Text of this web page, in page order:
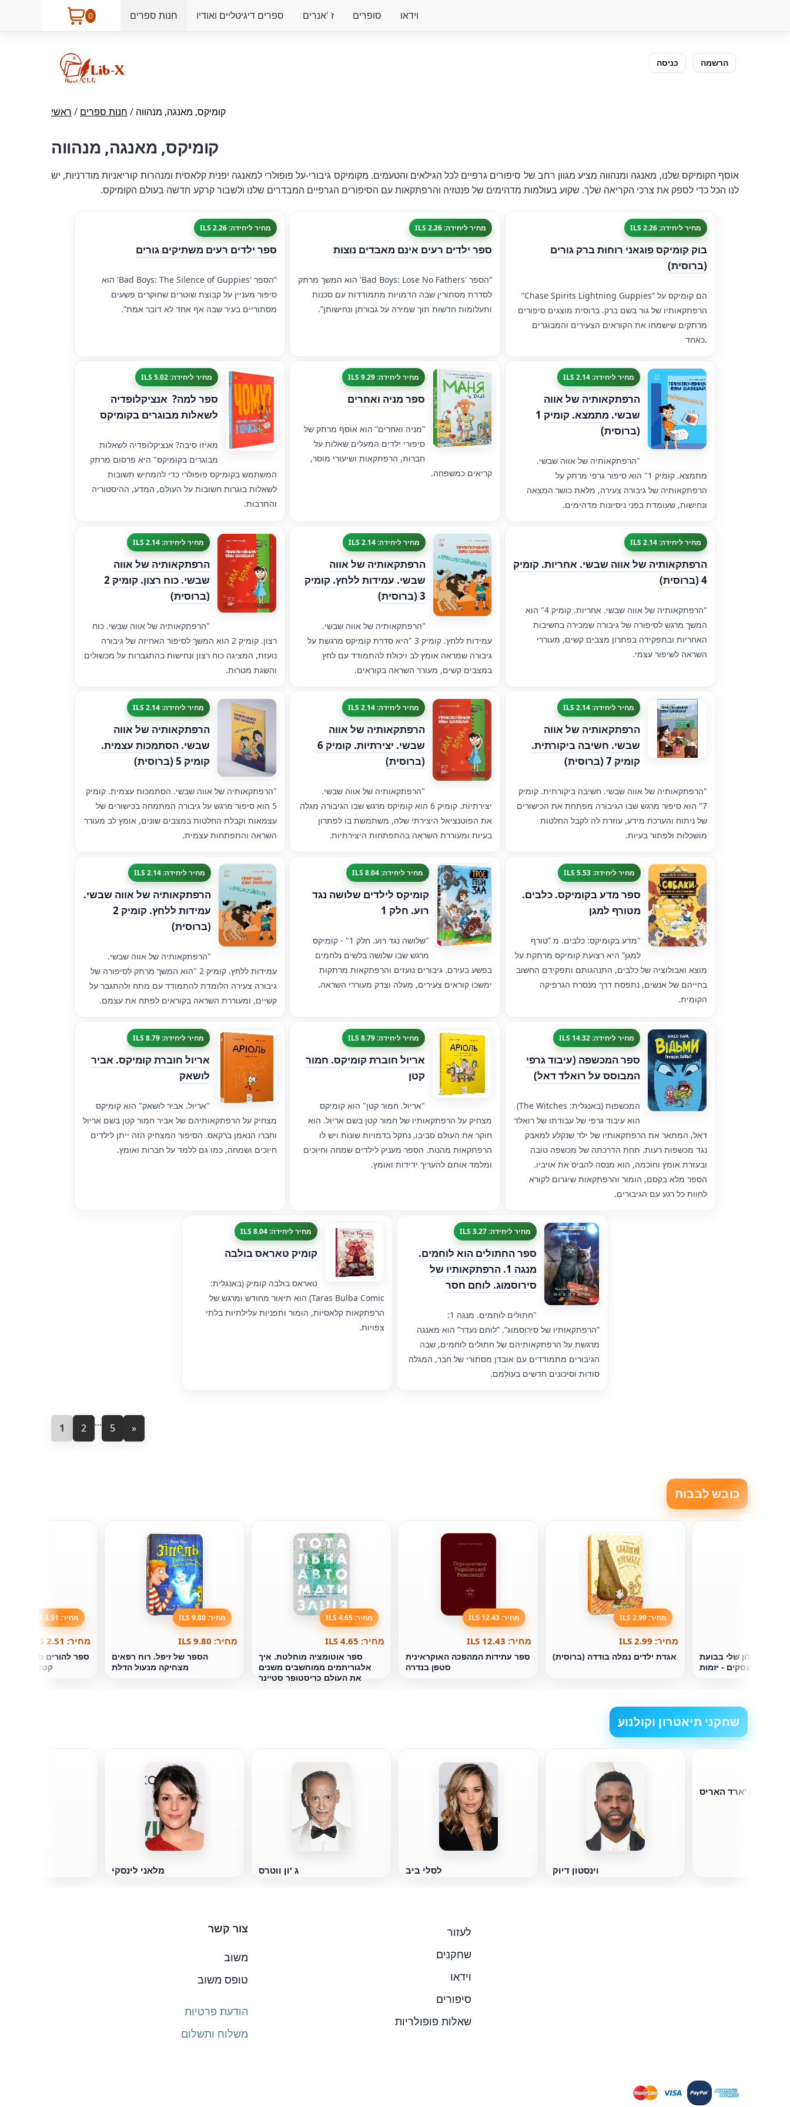
0 חנות ספרים ספרים דיגיטליים ואודיו ז 'אנרים סופרים וידאו
כניסה הרשמה
ראשי / חנות ספרים / קומיקס, מאנגה, מנהווה
קומיקס, מאנגה, מנהווה
אוסף הקומיקס שלנו, מאנגה ומנהווה מציע מגוון רחב של סיפורים גרפיים לכל הגילאים והטעמים. מקומיקס גיבורי-על פופולרי למאנגה יפנית קלאסית ומנהרות קוריאניות מודרניות, יש
לנו הכל כדי לספק את צרכי הקריאה שלך. שקוע בעולמות מדהימים של פנטזיה והרפתקאות עם הסיפורים הגרפיים המבדרים שלנו ולשבור קרקע חדשה בעולם הקומיקס.
מחיר ליחידה: 2.26 ILS
ספר ילדים רעים משתיקים גורים
”הספר 'Bad Boys: The Silence of Guppies' הוא
סיפור מעניין על קבוצת שוטרים שחוקרים פשעים
מסתוריים בעיר שבה אף אחד לא דובר אמת”.
מחיר ליחידה: 2.26 ILS
ספר ילדים רעים אינם מאבדים נוצות
”הספר 'Bad Boys: Lose No Fathers' הוא המשך מרתק
לסדרת מסתורין שבה הדמויות מתמודדות עם סכנות
ותעלומות חדשות תוך שמירה על גבורתן ונחישותן”.
מחיר ליחידה: 2.26 ILS
בוק קומיקס פוגאני רוחות ברק גורים
(ברוסית)
”Chase Spirits Lightning Guppies” הם קומיקס על
הרפתקאותיו של גור בשם ברק. ברוסית מוצגים סיפורים
מרתקים שישמחו את הקוראים הצעירים והמבוגרים
כאחד.
מחיר ליחידה: 5.02 ILS
ספר למה? ‏ אנציקלופדיה
לשאלות מבוגרים בקומיקס
מאיזו סיבה? אנציקלופדיה לשאלות
מבוגרים בקומיקס" היא פרסום מרתק
המשתמש בקומיקס פופולרי כדי להמחיש תשובות
לשאלות בוגרות חשובות על העולם, המדע, ההיסטוריה
והתרבות.
מחיר ליחידה: 9.29 ILS
ספר מניה ואחרים
”מניה ואחרים” הוא אוסף מרתק של
סיפורי ילדים המעלים שאלות על
חברות, הרפתקאות ושיעורי מוסר,
קריאים כמשפחה.
מחיר ליחידה: 2.14 ILS
הרפתקאותיה של אווה
שבשי. מתמצא. קומיק 1
(ברוסית)
"הרפתקאותיה של אווה שבשי.
מתמצא. קומיק 1" הוא סיפור גרפי מרתק על
הרפתקאותיה של גיבורה צעירה, מלאת כושר המצאה
ונחישות, שעומדת בפני ניסיונות מדהימים.
מחיר ליחידה: 2.14 ILS
הרפתקאותיה של אווה
שבשי. כוח רצון. קומיק 2
(ברוסית)
"הרפתקאותיה של אווה שבשי. כוח
רצון. קומיק 2 הוא המשך לסיפור האחיזה של גיבורה
נועזת, המציגה כוח רצון ונחישות בהתגברות על מכשולים
והשגת מטרות.
מחיר ליחידה: 2.14 ILS
הרפתקאותיה של אווה
שבשי. עמידות ללחץ. קומיק
3 (ברוסית)
"הרפתקאותיה של אווה שבשי.
עמידות ללחץ. קומיק 3 "היא סדרת קומיקס מרגשת על
גיבורה שמראה אומץ לב ויכולת להתמודד עם לחץ
במצבים קשים, מעורר השראה בקוראים.
מחיר ליחידה: 2.14 ILS
הרפתקאותיה של אווה שבשי. אחריות. קומיק
4 (ברוסית)
"הרפתקאותיה של אווה שבשי. אחריות. קומיק 4" הוא
המשך מרגש לסיפורה של גיבורה שמכירה בחשיבות
האחריות ובתפקידה בפתרון מצבים קשים, מעוררי
השראה לשיפור עצמי.
מחיר ליחידה: 2.14 ILS
הרפתקאותיה של אווה
שבשי. הסתמכות עצמית.
קומיק 5 (ברוסית)
"הרפתקאותיה של אווה שבשי. הסתמכות עצמית. קומיק
5 הוא סיפור מרגש על גיבורה המתמחה בכישורים של
עצמאות וקבלת החלטות במצבים שונים, אומץ לב מעורר
השראה והתפתחות עצמית.
מחיר ליחידה: 2.14 ILS
הרפתקאותיה של אווה
שבשי. יצירתיות. קומיק 6
(ברוסית)
"הרפתקאותיה של אווה שבשי.
יצירתיות. קומיק 6 הוא קומיקס מרגש שבו הגיבורה מגלה
את הפוטנציאל היצירתי שלה, משתמשת בו לפתרון
בעיות ומעוררת השראה בהתפתחות היצירתיות.
מחיר ליחידה: 2.14 ILS
הרפתקאותיה של אווה
שבשי. חשיבה ביקורתית.
קומיק 7 (ברוסית)
"הרפתקאותיה של אווה שבשי. חשיבה ביקורתית. קומיק
7" הוא סיפור מרגש שבו הגיבורה מפתחת את הכישורים
של ניתוח והערכת מידע, עוזרת לה לקבל החלטות
מושכלות ולפתור בעיות.
מחיר ליחידה: 2.14 ILS
הרפתקאותיה של אווה שבשי.
עמידות ללחץ. קומיק 2
(ברוסית)
"הרפתקאותיה של אווה שבשי.
עמידות ללחץ. קומיק 2 "הוא המשך מרתק לסיפורה של
גיבורה צעירה הלומדת להתמודד עם מתח ולהתגבר על
קשיים, ומעוררת השראה בקוראים לפתח את עצמם.
מחיר ליחידה: 8.04 ILS
קומיקס לילדים שלושה נגד
רוע. חלק 1
"שלושה נגד רוע. חלק 1" - קומיקס
מרגש שבו שלושה בלשים נלחמים
בפשע בעירם. גיבורים נועזים והרפתקאות מרתקות
ימשכו קוראים צעירים, מעלה וצדק מעוררי השראה.
מחיר ליחידה: 5.53 ILS
ספר מדע בקומיקס. כלבים.
מטורף למגן
"מדע בקומיקס: כלבים. מ ”טורף
למגן” היא רצועת קומיקס מרתקת על
מוצא ואבולוציה של כלבים, התנהגותם ותפקידם החשוב
בחייהם של אנשים, נתפסת דרך מנסרת הגרפיקה
הקומית.
מחיר ליחידה: 8.79 ILS
אריול חוברת קומיקס. אביר
לושאק
"אריול. אביר לושאק" הוא קומיקס
מצחיק על הרפתקאותיהם של אביר חמור קטן בשם אריול
וחברו הנאמן ברקאס. הסיפור המצחיק הזה ייתן לילדים
חיוכים ושמחה, כמו גם ללמד על חברות ואומץ.
מחיר ליחידה: 8.79 ILS
אריול חוברת קומיקס. חמור
קטן
"אריול. חמור קטן" הוא קומיקס
מצחיק על הרפתקאותיו של חמור קטן בשם אריול. הוא
חוקר את העולם סביבו, נתקל בדמויות שונות ויש לו
הרפתקאות מהנות. הספר מעניק לילדים שמחה וחיוכים
ומלמד אותם להעריך ידידות ואומץ.
מחיר ליחידה: 14.32 ILS
ספר המכשפה (עיבוד גרפי
המבוסס על רואלד דאל)
המכשפות (באנגלית: The Witches)
הוא עיבוד גרפי של עבודתו של רואלד
דאל, המתאר את הרפתקאותיו של ילד שנקלע למאבק
נגד מכשפות רעות. תחת הדרכתה של מכשפה טובה
ובעזרת אומץ וחוכמה, הוא מנסה להביס את אויביו.
הספר מלא בקסם, הומור והרפתקאות שיגרום לקורא
לחוות כל רגע עם הגיבורים.
מחיר ליחידה: 8.04 ILS
קומיק טאראס בולבה
טאראס בולבה קומיק (באנגלית:
Taras Bulba Comic) הוא תיאור מחודש ומרגש של
הרפתקאות קלאסיות, הומור ותפניות עלילתיות בלתי
צפויות.
מחיר ליחידה: 3.27 ILS
ספר החתולים הוא לוחמים.
מנגה 1. הרפתקאותיו של
סירוסמוג. לוחם חסר
"חתולים לוחמים. מנגה 1:
”הרפתקאותיו של סירוסמוג”. ”לוחם נעדר” הוא מאנגה
מרגשת על הרפתקאותיהם של חתולים לוחמים, שבה
הגיבורים מתמודדים עם אובדן מסתורי של חבר, המגלה
סודות וסיכונים חדשים בעולמם.
1 2 ... 5 »
כובש לבבות
מחיר: 2.51 ILS
מחיר: 2.51 ILS
ספר להורים פחדים
קטנים
מחיר: 9.80 ILS
מחיר: 9.80 ILS
הספר של זיפל. רוח רפאים
מצחיקה מנעול הדלת
מחיר: 4.65 ILS
מחיר: 4.65 ILS
ספר אוטומציה מוחלטת. איך
אלגוריתמים ממוחשבים משנים
את העולם כריסטופר סטיינר
מחיר: 12.43 ILS
מחיר: 12.43 ILS
ספר עתידות המהפכה האוקראינית
סטפן בנדרה
מחיר: 2.99 ILS
מחיר: 2.99 ILS
אגדת ילדים נמלה בודדה (ברוסית)
הכישלון שלי בבועת
ההתחלה. עסקים - יזמות
שחקני תיאטרון וקולנוע
מלאני לינסקי ג 'ון ווטרס לסלי ביב וינסטון דיוק
ג 'ארד האריס
צור קשר
משוב
טופס משוב
הודעת פרטיות
משלוח ותשלום
לעזור
שחקנים
וידאו
סיפורים
שאלות פופולריות